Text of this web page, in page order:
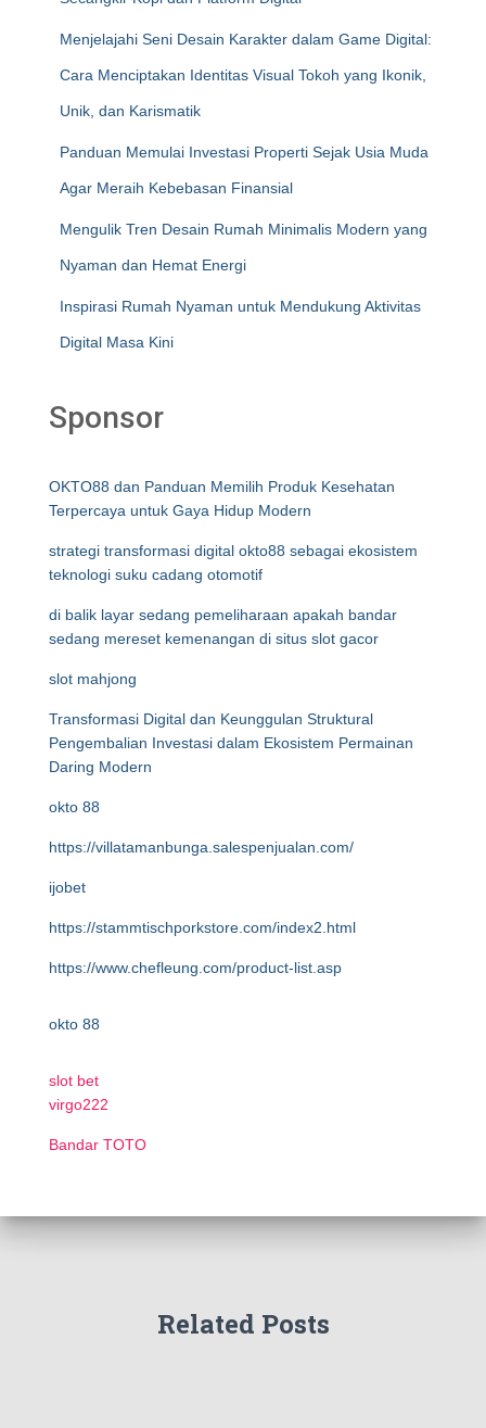
Menjelajahi Seni Desain Karakter dalam Game Digital:
Cara Menciptakan Identitas Visual Tokoh yang Ikonik,
Unik, dan Karismatik
Panduan Memulai Investasi Properti Sejak Usia Muda
Agar Meraih Kebebasan Finansial
Mengulik Tren Desain Rumah Minimalis Modern yang
Nyaman dan Hemat Energi
Inspirasi Rumah Nyaman untuk Mendukung Aktivitas
Digital Masa Kini
Sponsor
OKTO88 dan Panduan Memilih Produk Kesehatan
Terpercaya untuk Gaya Hidup Modern
strategi transformasi digital okto88 sebagai ekosistem
teknologi suku cadang otomotif
di balik layar sedang pemeliharaan apakah bandar
sedang mereset kemenangan di situs slot gacor
slot mahjong
Transformasi Digital dan Keunggulan Struktural
Pengembalian Investasi dalam Ekosistem Permainan
Daring Modern
okto 88
https://villatamanbunga.salespenjualan.com/
ijobet
https://stammtischporkstore.com/index2.html
https://www.chefleung.com/product-list.asp
okto 88
slot bet
virgo222
Bandar TOTO
Related Posts